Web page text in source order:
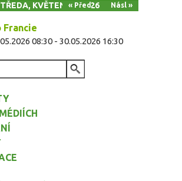
KVĚTEN 27, 2026
« Před Násl »
Francie
08:30 - 30.05.2026 16:30